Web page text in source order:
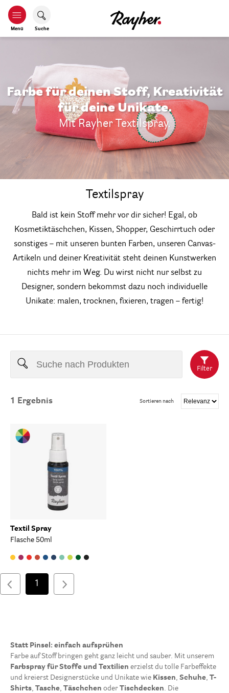
Menü Suche
Farbe für deinen Stoff, Kreativität
für deine Unikate.
Mit Rayher Textilspray.
Textilspray
Bald ist kein Stoff mehr vor dir sicher! Egal, ob
Kosmetiktäschchen, Kissen, Shopper, Geschirrtuch oder
sonstiges – mit unseren bunten Farben, unseren Canvas-
Artikeln und deiner Kreativität steht deinen Kunstwerken
nichts mehr im Weg. Du wirst nicht nur selbst zu
Designer, sondern bekommst dazu noch individuelle
Unikate: malen, trocknen, fixieren, tragen – fertig!
Filter
1 Ergebnis Sortieren nach
Textil Spray
Flasche 50ml
1
Statt Pinsel: einfach aufsprühen
Farbe auf Stoff bringen geht ganz leicht und sauber. Mit unserem
Farbspray für Stoffe und Textilien erzielst du tolle Farbeffekte
und kreierst Designerstücke und Unikate wie Kissen, Schuhe, T-
Shirts, Tasche, Täschchen oder Tischdecken. Die